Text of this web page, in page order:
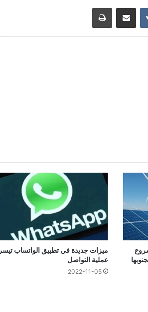
مشاركة عبر البريد طباعة
ميزات جديدة في تطبيق الواتساب تيسر
عملية التواصل
2022-11-05